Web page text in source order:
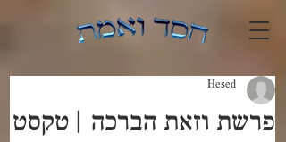
פרשת וזאת הברכה | טקסט
Hesed